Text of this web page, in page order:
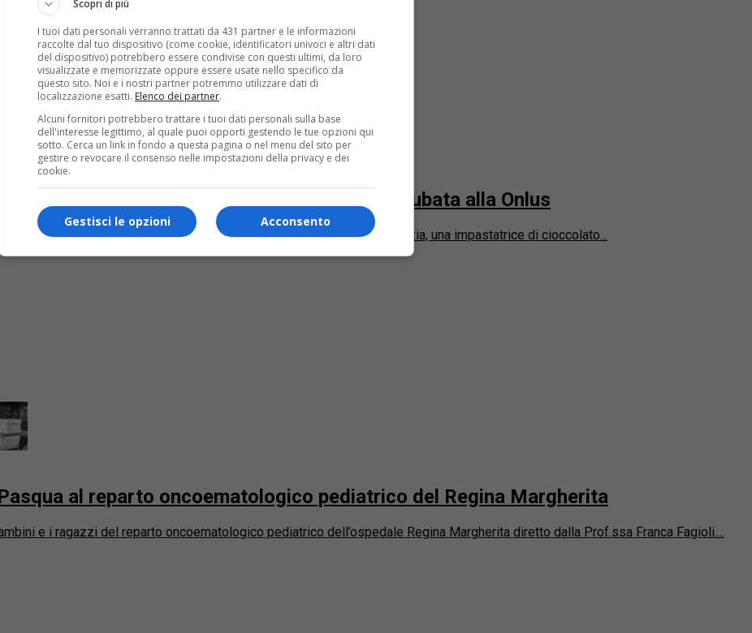
dalla polizia impastatrice di cioccolato rubata alla Onlus
polizia ha riconsegnato alla onlus NIDA, Nazionale italiana dell’amicizia, una impastatrice di cioccolato...
al reparto oncoematologico pediatrico del Regina Margherita
e i ragazzi del reparto oncoematologico pediatrico dell’ospedale Regina Margherita diretto dalla Prof.ssa Franca Fagioli....
Scopri di più
I tuoi dati personali verranno trattati da 431 partner e le informazioni
raccolte dal tuo dispositivo (come cookie, identificatori univoci e altri dati
del dispositivo) potrebbero essere condivise con questi ultimi, da loro
visualizzate e memorizzate oppure essere usate nello specifico da
questo sito. Noi e i nostri partner potremmo utilizzare dati di
localizzazione esatti. Elenco dei partner.
Alcuni fornitori potrebbero trattare i tuoi dati personali sulla base
dell'interesse legittimo, al quale puoi opporti gestendo le tue opzioni qui
sotto. Cerca un link in fondo a questa pagina o nel menu del sito per
gestire o revocare il consenso nelle impostazioni della privacy e dei
cookie.
Acconsento
Gestisci le opzioni